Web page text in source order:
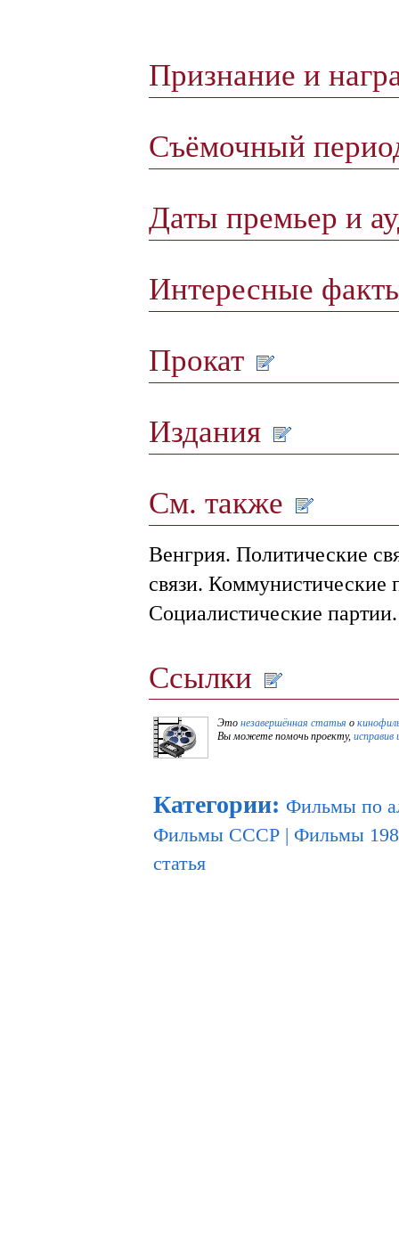
Признание и
Съёмочный
Даты премьер и
Интересные
Прокат
Издания
См. также
Венгрия. Политические
связи. Коммунистические
Социалистические
Ссылки
Это незавершённая статья о
Вы можете помочь проекту, исправив
Категории: Фильмы по
Фильмы СССР | Фильмы
статья